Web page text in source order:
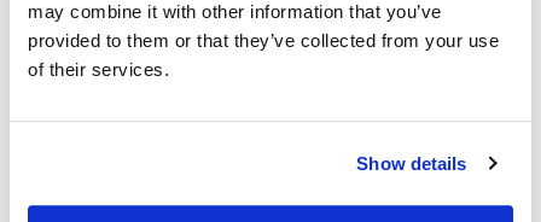
may combine it with other information that you’ve
provided to them or that they’ve collected from your use
of their services.
Show details
TUUKKA HAKKARAINEN
tuukka.hakkarainen@strand.fi
Strand Properties Brand Partner,